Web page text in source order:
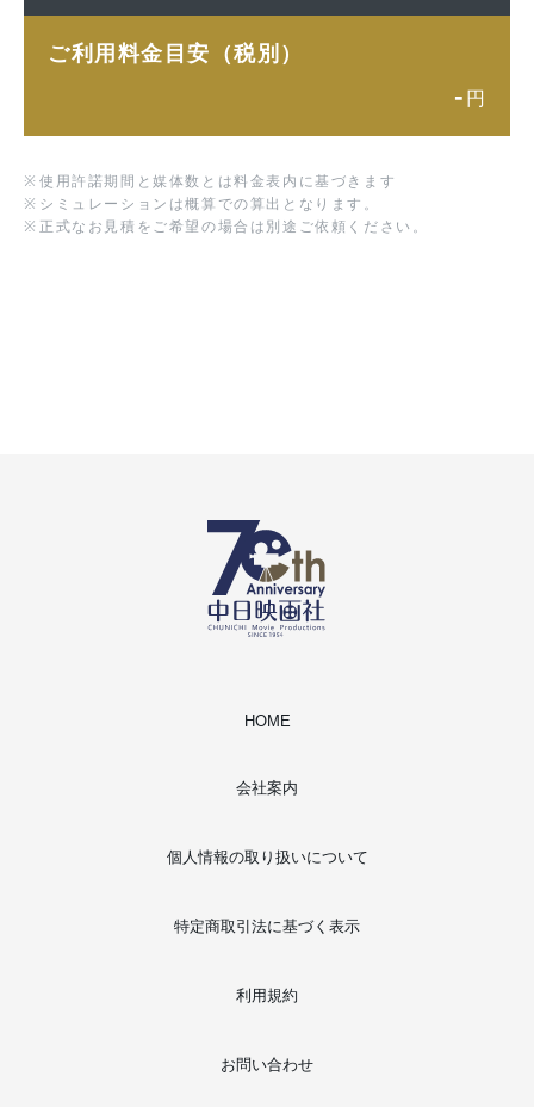
ご利用料金目安（税別）
- 円
※ 使用許諾期間と媒体数とは料金表内に基づきます
※ シミュレーションは概算での算出となります。
※ 正式なお見積をご希望の場合は別途ご依頼ください。
HOME
会社案内
個人情報の取り扱いについて
特定商取引法に基づく表示
利用規約
お問い合わせ